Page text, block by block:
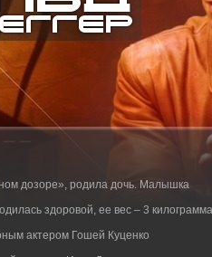
дозоре», родила дочь. Малышка
здоровой, ее вес – 3 килограмма
актером Гошей Куценко